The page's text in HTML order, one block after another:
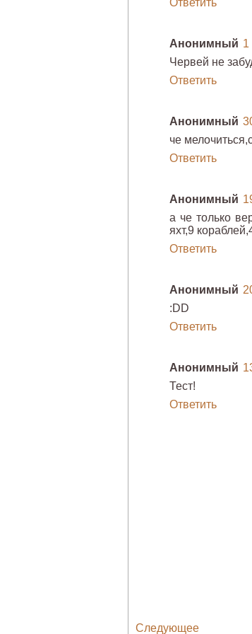
Ответить
Анонимный 1
Червей не
Ответить
Анонимный
че
Ответить
Анонимный
а че только
яхт,9
Ответить
Анонимный
:DD
Ответить
Анонимный
Тест!
Ответить
Следующее